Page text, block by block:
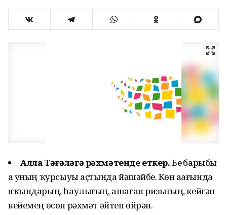
Аллаһ Тәғәләгә рәхмәтеңде еткер.Беҙ барыбыҙ
ҙа уның ҡурсыуы аҫтында йәшәйбеҙ. Көн аҙағында
яҡындарың, һаулығың, ашаған ризығың, кейгән
кейемең өсөн рәхмәт әйтеп өйрән.